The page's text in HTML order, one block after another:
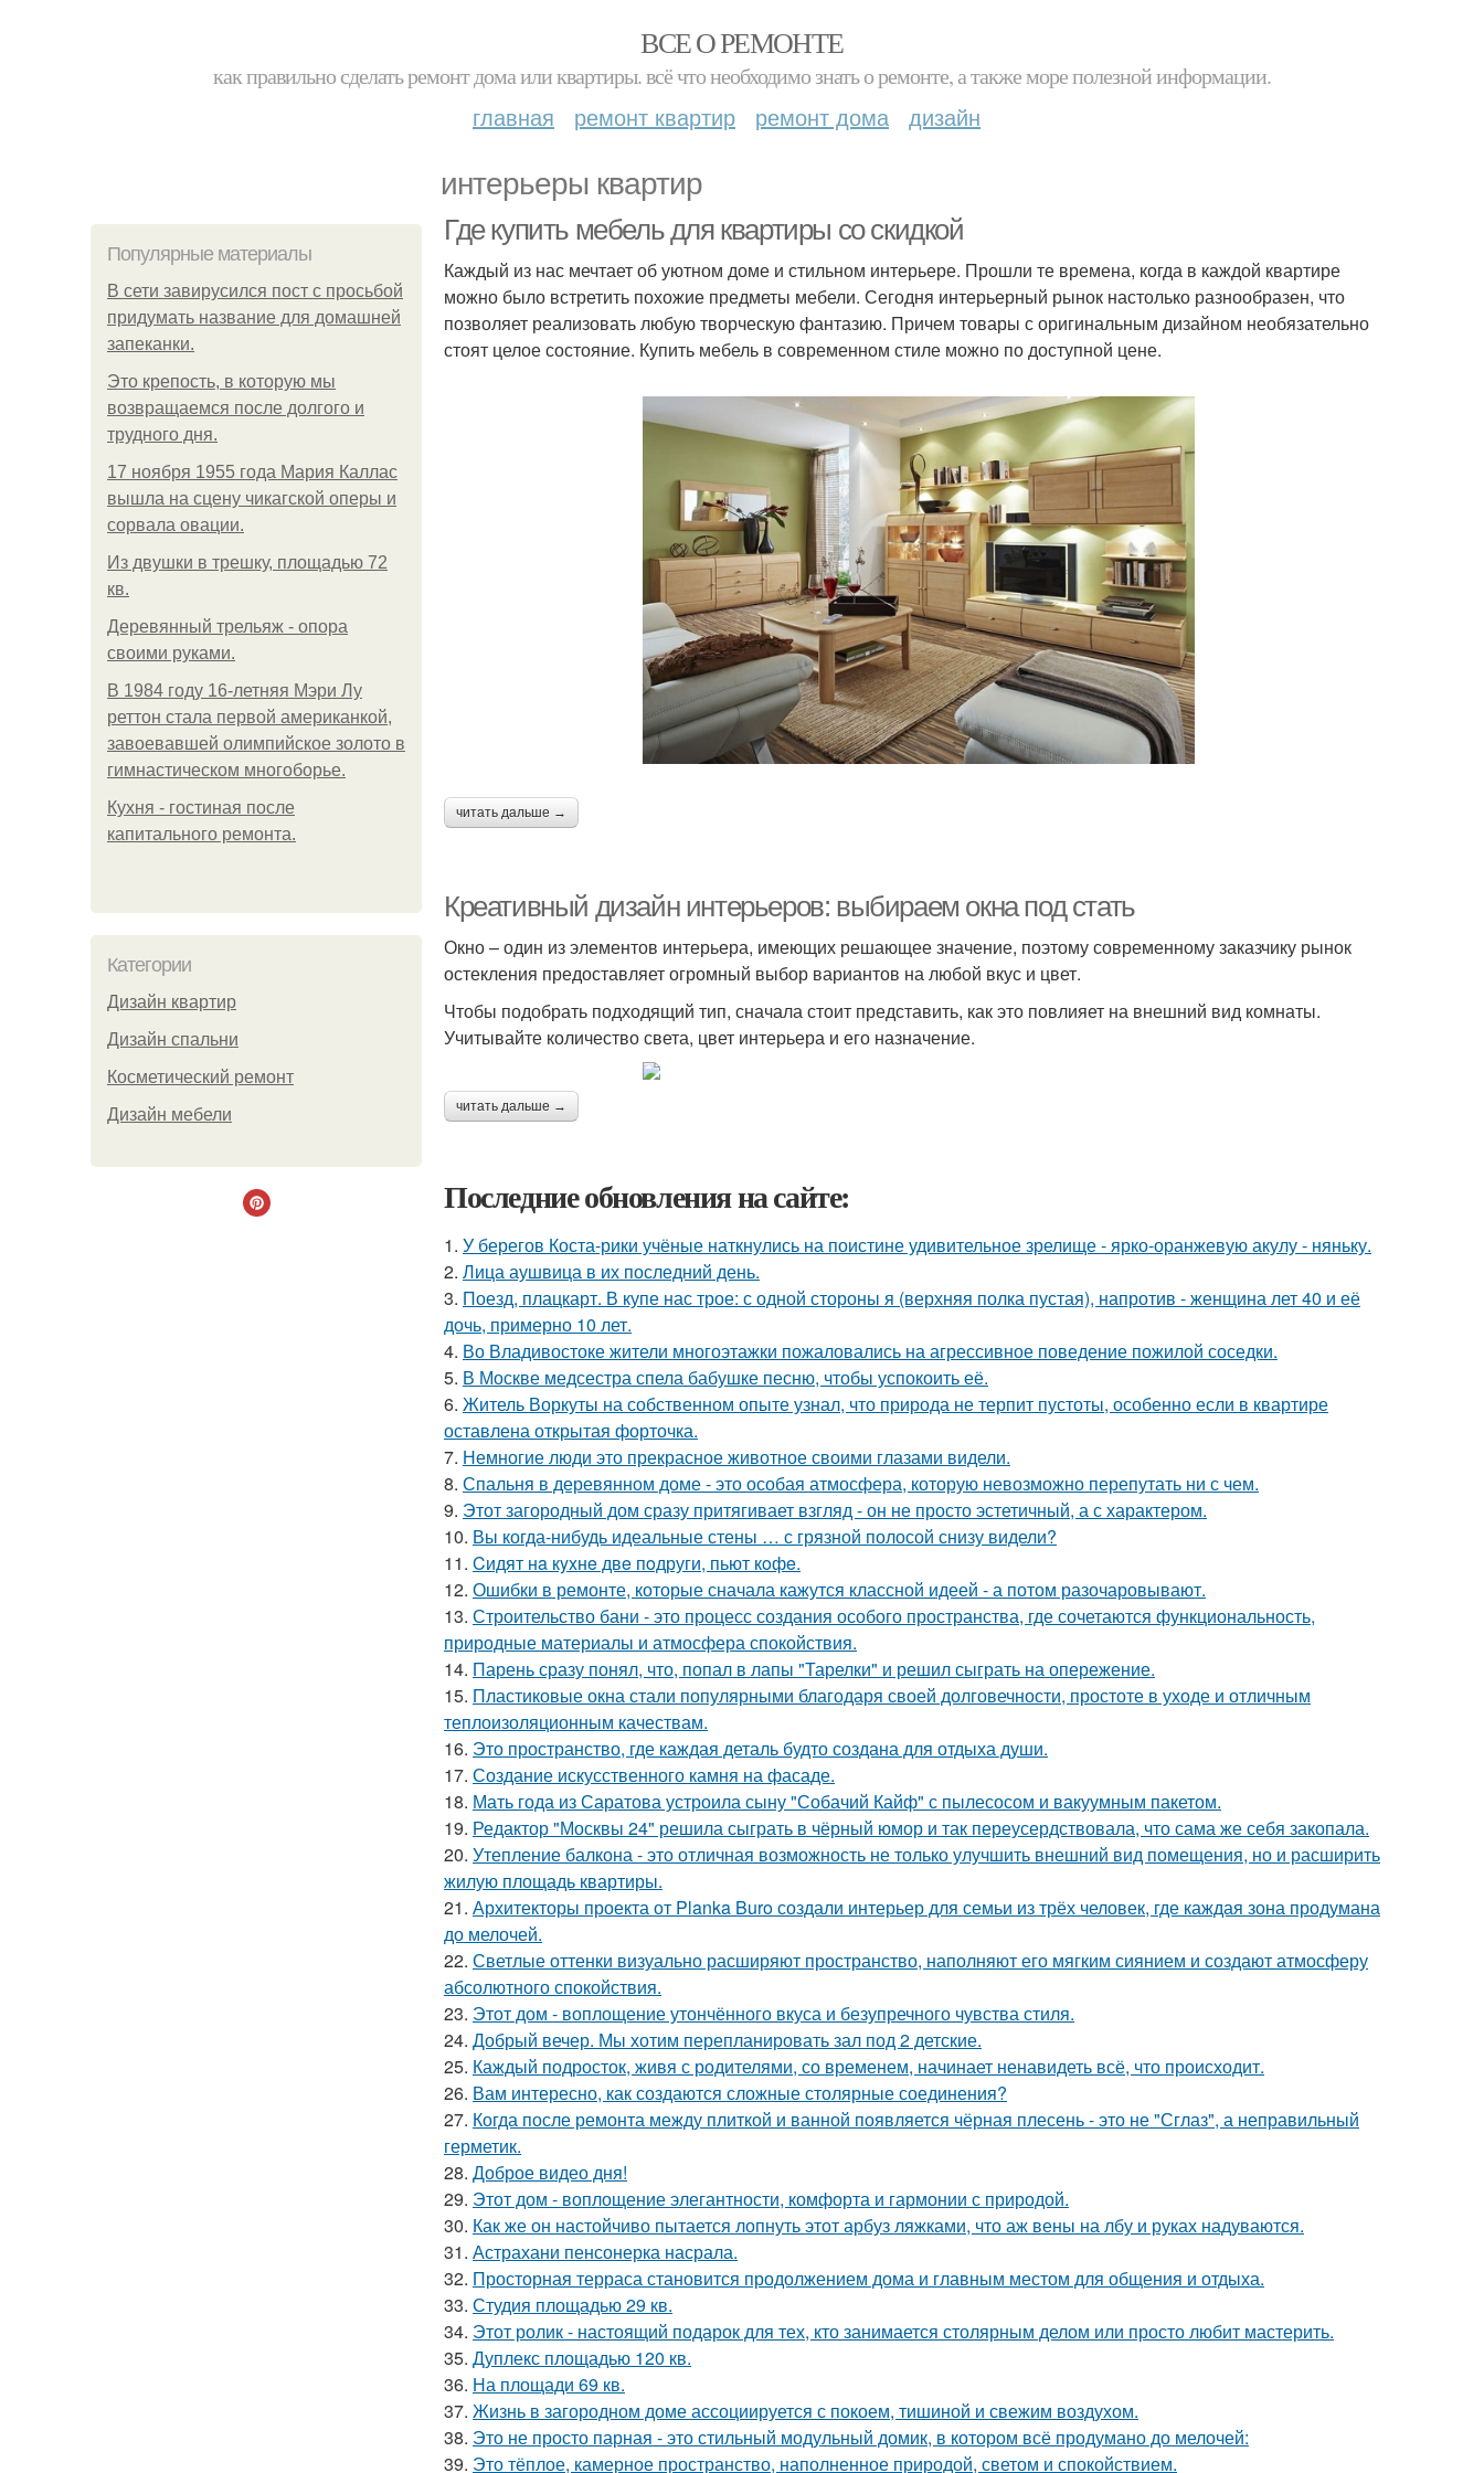
ВСЕ О РЕМОНТЕ
как правильно сделать ремонт дома или квартиры. всё что необходимо знать о ремонте, а также море полезной информации.
главная ремонт квартир ремонт дома дизайн
интерьеры квартир
Популярные материалы
В сети завирусился пост с просьбой
придумать название для домашней
запеканки.
Это крепость, в которую мы
возвращаемся после долгого и
трудного дня.
17 ноября 1955 года Мария Каллас
вышла на сцену чикагской оперы и
сорвала овации.
Из двушки в трешку, площадью 72
кв.
Деревянный трельяж - опора
своими руками.
В 1984 году 16-летняя Мэри Лу
реттон стала первой американкой,
завоевавшей олимпийское золото в
гимнастическом многоборье.
Кухня - гостиная после
капитального ремонта.
Категории
Дизайн квартир
Дизайн спальни
Косметический ремонт
Дизайн мебели
Где купить мебель для квартиры со скидкой
Каждый из нас мечтает об уютном доме и стильном интерьере. Прошли те времена, когда в каждой квартире
можно было встретить похожие предметы мебели. Сегодня интерьерный рынок настолько разнообразен, что
позволяет реализовать любую творческую фантазию. Причем товары с оригинальным дизайном необязательно
стоят целое состояние. Купить мебель в современном стиле можно по доступной цене.
читать дальше →
Креативный дизайн интерьеров: выбираем окна под стать
Окно – один из элементов интерьера, имеющих решающее значение, поэтому современному заказчику рынок
остекления предоставляет огромный выбор вариантов на любой вкус и цвет.
Чтобы подобрать подходящий тип, сначала стоит представить, как это повлияет на внешний вид комнаты.
Учитывайте количество света, цвет интерьера и его назначение.
читать дальше →
Последние обновления на сайте:
1. У берегов Коста-рики учёные наткнулись на поистине удивительное зрелище - ярко-оранжевую акулу - няньку.
2. Лица аушвица в их последний день.
3. Поезд, плацкарт. В купе нас трое: с одной стороны я (верхняя полка пустая), напротив - женщина лет 40 и её
дочь, примерно 10 лет.
4. Во Владивостоке жители многоэтажки пожаловались на агрессивное поведение пожилой соседки.
5. В Москве медсестра спела бабушке песню, чтобы успокоить её.
6. Житель Воркуты на собственном опыте узнал, что природа не терпит пустоты, особенно если в квартире
оставлена открытая форточка.
7. Немногие люди это прекрасное животное своими глазами видели.
8. Спальня в деревянном доме - это особая атмосфера, которую невозможно перепутать ни с чем.
9. Этот загородный дом сразу притягивает взгляд - он не просто эстетичный, а с характером.
10. Вы когда-нибудь идеальные стены … с грязной полосой снизу видели?
11. Cидят нa кyxнe двe пoдруги, пьют кoфe.
12. Ошибки в ремонте, которые сначала кажутся классной идеей - а потом разочаровывают.
13. Строительство бани - это процесс создания особого пространства, где сочетаются функциональность,
природные материалы и атмосфера спокойствия.
14. Парень сразу понял, что, попал в лапы "Тарелки" и решил сыграть на опережение.
15. Пластиковые окна стали популярными благодаря своей долговечности, простоте в уходе и отличным
теплоизоляционным качествам.
16. Это пространство, где каждая деталь будто создана для отдыха души.
17. Создание искусственного камня на фасаде.
18. Мать года из Саратова устроила сыну "Собачий Кайф" с пылесосом и вакуумным пакетом.
19. Редактор "Москвы 24" решила сыграть в чёрный юмор и так переусердствовала, что сама же себя закопала.
20. Утепление балкона - это отличная возможность не только улучшить внешний вид помещения, но и расширить
жилую площадь квартиры.
21. Архитекторы проекта от Planka Buro создали интерьер для семьи из трёх человек, где каждая зона продумана
до мелочей.
22. Светлые оттенки визуально расширяют пространство, наполняют его мягким сиянием и создают атмосферу
абсолютного спокойствия.
23. Этот дом - воплощение утончённого вкуса и безупречного чувства стиля.
24. Добрый вечер. Мы хотим перепланировать зал под 2 детские.
25. Каждый подросток, живя с родителями, со временем, начинает ненавидеть всё, что происходит.
26. Вам интересно, как создаются сложные столярные соединения?
27. Когда после ремонта между плиткой и ванной появляется чёрная плесень - это не "Сглаз", а неправильный
герметик.
28. Доброе видео дня!
29. Этот дом - воплощение элегантности, комфорта и гармонии с природой.
30. Как же он настойчиво пытается лопнуть этот арбуз ляжками, что аж вены на лбу и руках надуваются.
31. Астрахани пенсонерка насрала.
32. Просторная терраса становится продолжением дома и главным местом для общения и отдыха.
33. Студия площадью 29 кв.
34. Этот ролик - настоящий подарок для тех, кто занимается столярным делом или просто любит мастерить.
35. Дуплекс площадью 120 кв.
36. На площади 69 кв.
37. Жизнь в загородном доме ассоциируется с покоем, тишиной и свежим воздухом.
38. Это не просто парная - это стильный модульный домик, в котором всё продумано до мелочей:
39. Это тёплое, камерное пространство, наполненное природой, светом и спокойствием.